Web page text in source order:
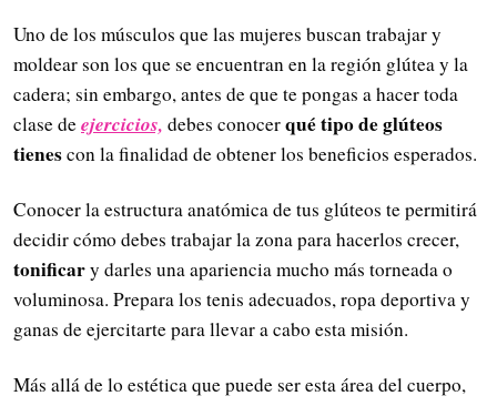
Uno de los músculos que las mujeres buscan trabajar y
moldear son los que se encuentran en la región glútea y la
cadera; sin embargo, antes de que te pongas a hacer toda
clase deejercicios, debes conocerqué tipo de glúteos
tienescon la finalidad de obtener los beneficios esperados.
Conocer la estructura anatómica de tus glúteos te permitirá
decidir cómo debes trabajar la zona para hacerlos crecer,
tonificary darles una apariencia mucho más torneada o
voluminosa. Prepara los tenis adecuados, ropa deportiva y
ganas de ejercitarte para llevar a cabo esta misión.
Más allá de lo estética que puede ser esta área del cuerpo,